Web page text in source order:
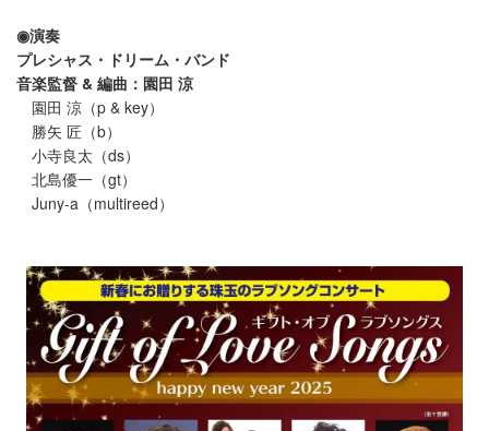
◉演奏
プレシャス・ドリーム・バンド
音楽監督 & 編曲：園田 涼
園田 涼（p & key）
勝矢 匠（b）
小寺良太（ds）
北島優一（gt）
Juny-a（multireed）